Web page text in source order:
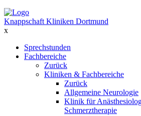
Knappschaft Kliniken Dortmund
x
Sprechstunden
Fachbereiche
Zurück
Kliniken & Fachbereiche
Zurück
Allgemeine Neurologie
Klinik für
Schmerztherapie